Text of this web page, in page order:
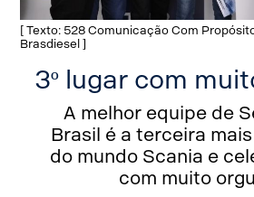
[ Texto: 528 Comunicação Com
Brasdiesel ]
3º lugar com
A melhor equipe de
Brasil é a terceira
do mundo Scania e
com muito